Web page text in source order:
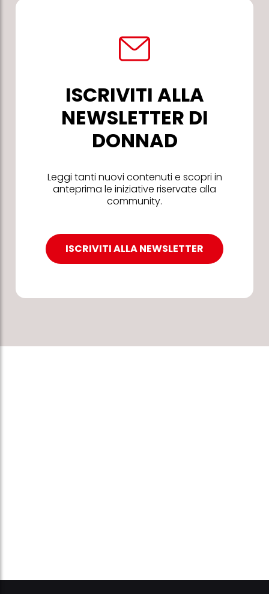
ISCRIVITI ALLA
NEWSLETTER DI
DONNAD
Leggi tanti nuovi contenuti e scopri in
anteprima le iniziative riservate alla
community.
ISCRIVITI ALLA NEWSLETTER